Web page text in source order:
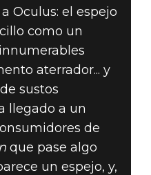
DEL
Oculus: el espejo
como un
aterrador... y
sustos
llegado a un
de
que pase algo
un espejo, y,